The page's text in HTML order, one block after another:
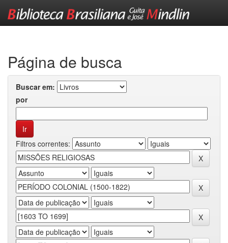
Página de busca
Buscar em:
por
Filtros correntes: